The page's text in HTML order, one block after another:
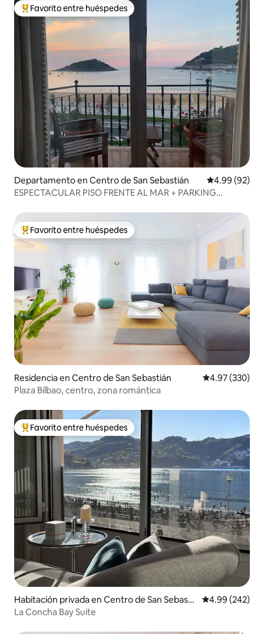
De los mejores en Favorito entre huéspedes
Favorito entre huéspedes
Departamento en Centro de San Sebastián Calificación
4.99 (92)
ESPECTACULAR PISO FRENTE AL MAR + PARKING
De los mejores en Favorito entre huéspedes
Favorito entre huéspedes
Residencia en Centro de San Sebastián Calificación
4.97 (330)
Plaza Bilbao, centro, zona romántica
De los mejores en Favorito entre huéspedes
Favorito entre huéspedes
Habitación privada en Centro de San Sebasti
án
Calificación
4.99 (242)
La Concha Bay Suite